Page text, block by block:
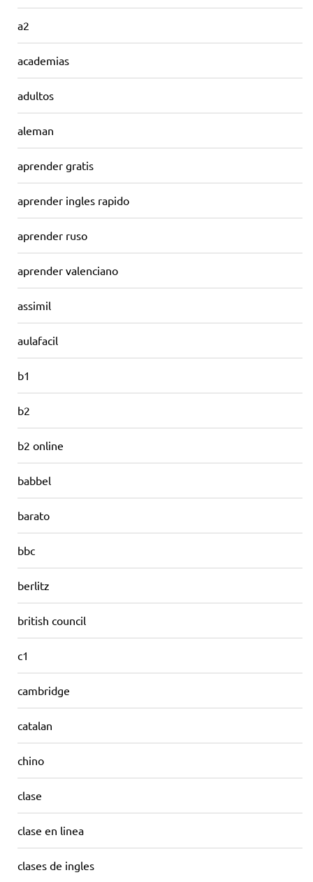
a2
academias
adultos
aleman
aprender gratis
aprender ingles rapido
aprender ruso
aprender valenciano
assimil
aulafacil
b1
b2
b2 online
babbel
barato
bbc
berlitz
british council
c1
cambridge
catalan
chino
clase
clase en linea
clases de ingles